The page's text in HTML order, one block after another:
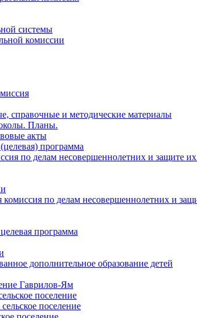
системы
комиссии
справочные и методические материалы
Планы.
акты
программа
по делам несовершеннолетних и защите
комиссия по делам несовершеннолетних и
программа
дополнительное образование детей
Гаврилов-Ям
поселение
поселение